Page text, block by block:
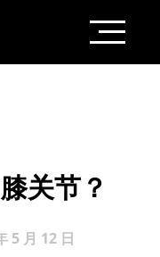
关节？
5 月 12 日